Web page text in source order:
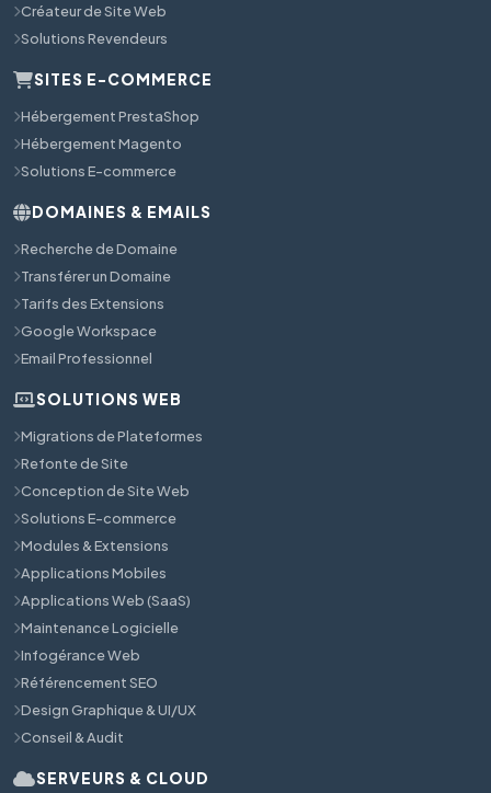
Créateur de Site Web
Solutions Revendeurs
SITES E-COMMERCE
Hébergement PrestaShop
Hébergement Magento
Solutions E-commerce
DOMAINES & EMAILS
Recherche de Domaine
Transférer un Domaine
Tarifs des Extensions
Google Workspace
Email Professionnel
SOLUTIONS WEB
Migrations de Plateformes
Refonte de Site
Conception de Site Web
Solutions E-commerce
Modules & Extensions
Applications Mobiles
Applications Web (SaaS)
Maintenance Logicielle
Infogérance Web
Référencement SEO
Design Graphique & UI/UX
Conseil & Audit
SERVEURS & CLOUD